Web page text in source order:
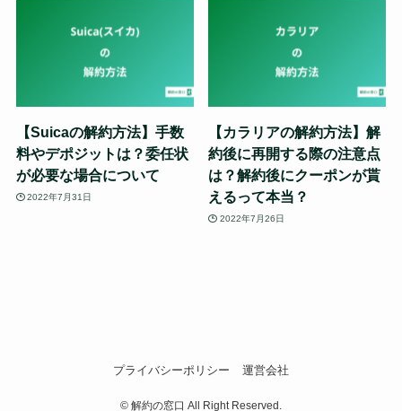
【Suicaの解約方法】手数
料やデポジットは？委任状
が必要な場合について
2022年7月31日
【カラリアの解約方法】解
約後に再開する際の注意点
は？解約後にクーポンが貰
えるって本当？
2022年7月26日
プライバシーポリシー 運営会社
© 解約の窓口 All Right Reserved.